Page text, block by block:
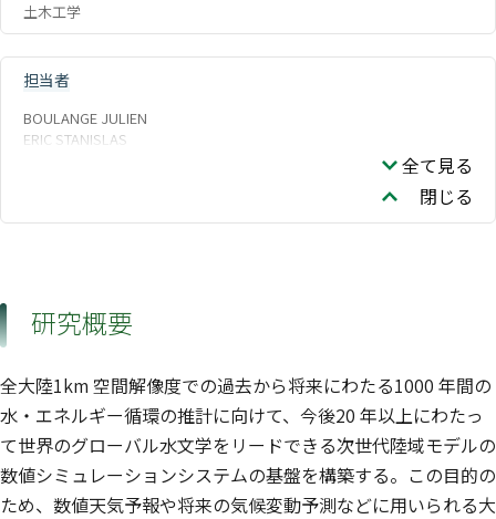
土木工学
担当者
BOULANGE JULIEN
ERIC STANISLAS
全て見る
閉じる
研究概要
全大陸1km 空間解像度での過去から将来にわたる1000 年間の
水・エネルギー循環の推計に向けて、今後20 年以上にわたっ
て世界のグローバル水文学をリードできる次世代陸域モデルの
数値シミュレーションシステムの基盤を構築する。この目的の
ため、数値天気予報や将来の気候変動予測などに用いられる大